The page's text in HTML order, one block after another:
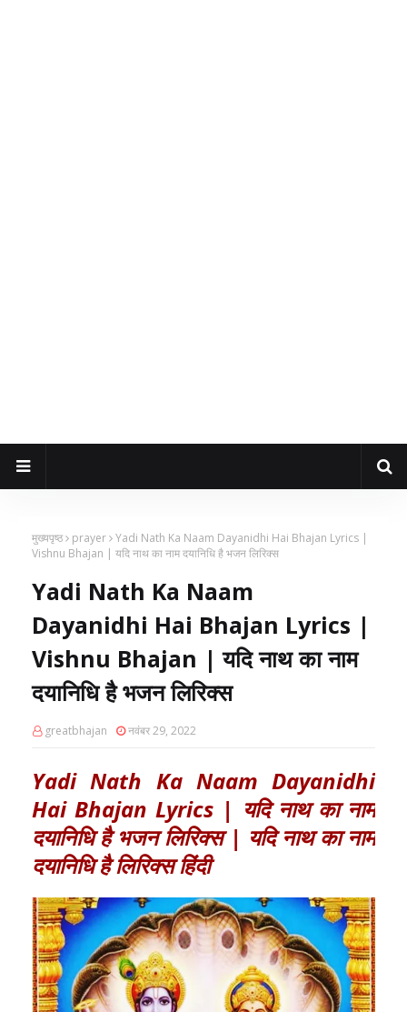
मुख्यपृष्ठ prayer Yadi Nath Ka Naam Dayanidhi Hai Bhajan Lyrics |
Vishnu Bhajan | यदि नाथ का नाम दयानिधि है भजन लिरिक्स
Yadi Nath Ka Naam
Dayanidhi Hai Bhajan Lyrics |
Vishnu Bhajan | यदि नाथ का नाम
दयानिधि है भजन लिरिक्स
greatbhajan नवंबर 29, 2022
Yadi Nath Ka Naam Dayanidhi
Hai Bhajan Lyrics | यदि नाथ का नाम
दयानिधि है भजन लिरिक्स | यदि नाथ का नाम
दयानिधि है लिरिक्स हिंदी